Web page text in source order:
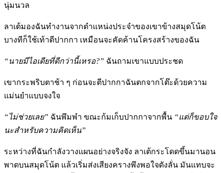
นุ่มนวล
ลาเต้มองฉันทำงานจากตำแหน่งประจำของเขาข้างสมุดโน้ต
บางทีก็ใช้เท้าตีปากกา เหมือนจะคัดค้านโครงสร้างของฉัน
“นายมีไอเดียที่ดีกว่านี้เหรอ?” ฉันถามเขาแบบประชด
เขากระพริบตาช้า ๆ ก่อนจะตีปากกาฉันตกจากโต๊ะด้วยความ
แม่นยำแบบจงใจ
“ไม่ช่วยเลย” ฉันพึมพำ ขณะก้มเก็บปากกาจากพื้น “แต่ก็ขอบใจ
นะสำหรับความคิดเห็น”
ระหว่างที่ฉันกำลังวางแผนอย่างจริงจัง ลาเต้กระโดดขึ้นมานอน
พาดบนสมุดโน้ต แล้วเริ่มส่งเสียงครางพึงพอใจดังลั่น มันแทบจะ